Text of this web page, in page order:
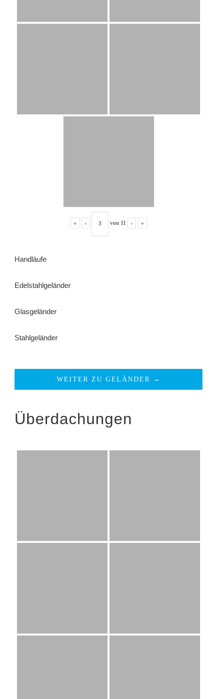
« ‹ von 11 › »
Handläufe
Edelstahlgeländer
Glasgeländer
Stahlgeländer
WEITER ZU GELÄNDER →
Überdachungen